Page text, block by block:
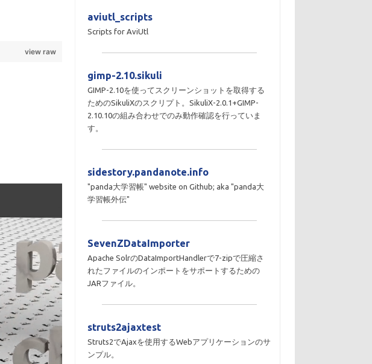
view raw
aviutl_scripts
Scripts for AviUtl
gimp-2.10.sikuli
GIMP-2.10を使ってスクリーンショットを取得する
ためのSikuliXのスクリプト。SikuliX-2.0.1+GIMP-
2.10.10の組み合わせでのみ動作確認を行っていま
す。
sidestory.pandanote.info
"panda大学習帳" website on Github; aka "panda大
学習帳外伝"
SevenZDataImporter
Apache SolrのDataImportHandlerで7-zipで圧縮さ
れたファイルのインポートをサポートするための
JARファイル。
struts2ajaxtest
Struts2でAjaxを使用するWebアプリケーションのサ
ンプル。